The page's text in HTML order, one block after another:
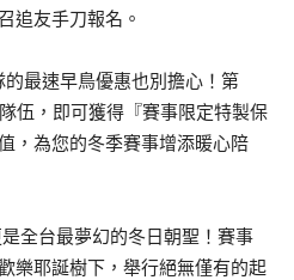
追友手刀報名。
最速早鳥優惠也別擔心！第
伍，即可獲得『賽事限定特製保
，為您的冬季賽事增添暖心陪
全台最夢幻的冬日朝聖！賽事
樂耶誕樹下，舉行絕無僅有的起